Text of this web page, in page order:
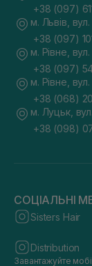
+38 (097)
м. Львів,
+38 (097)
м. Рівне,
+38 (097)
м. Рівне,
+38 (068)
м. Луцьк,
+38 (098)
СОЦІАЛЬНІ
Sisters Hair
Distribution
Завантажуйте